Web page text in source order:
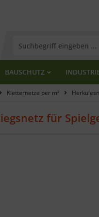
BAUSCHUTZ
Kletternetze per m²
für